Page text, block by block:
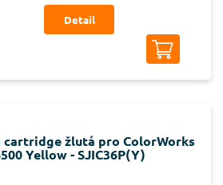
Detail
cartridge žlutá pro ColorWorks
Yellow - SJIC36P(Y)